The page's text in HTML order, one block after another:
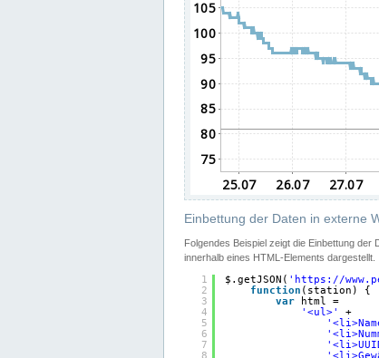
Einbettung der Daten in externe
Folgendes Beispiel zeigt die Einbettung
innerhalb eines HTML-Elements dargestellt.
1
2
3
4
5
6
7
8
$.getJSON( ' https://
function (station) {
var
html =
'<ul>'
+